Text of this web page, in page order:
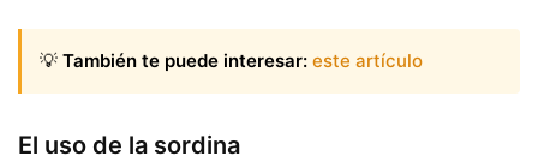
💡 También te puede interesar: este artículo
El uso de la sordina